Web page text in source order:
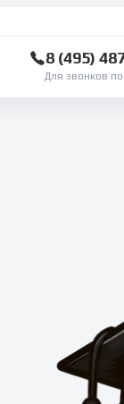
8 (495)
Для звонков